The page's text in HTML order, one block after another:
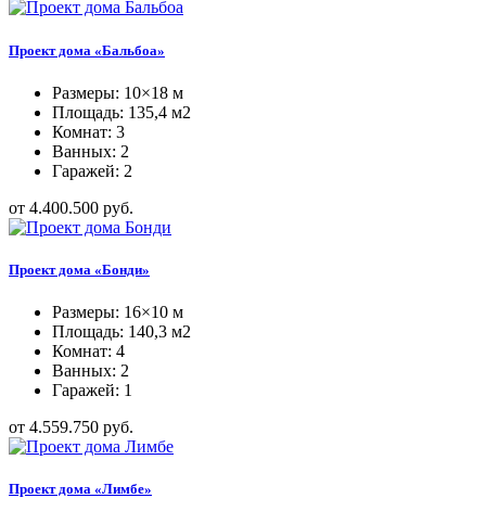
Проект дома «Бальбоа»
Размеры: 10×18 м
Площадь: 135,4 м2
Комнат: 3
Ванных: 2
Гаражей: 2
от 4.400.500 руб.
Проект дома «Бонди»
Размеры: 16×10 м
Площадь: 140,3 м2
Комнат: 4
Ванных: 2
Гаражей: 1
от 4.559.750 руб.
Проект дома «Лимбе»